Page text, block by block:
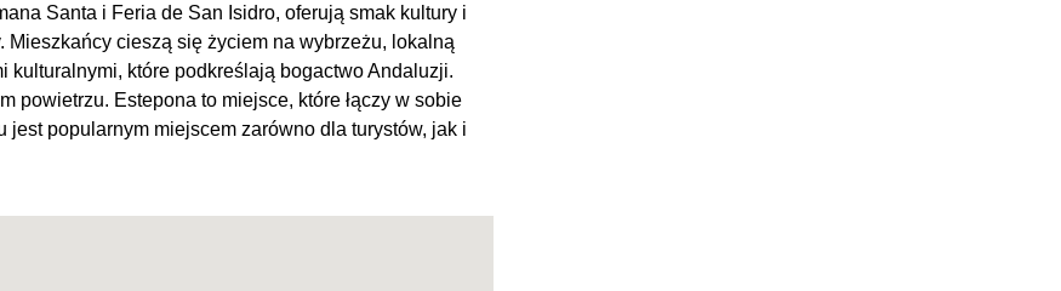
Santa i Feria de San Isidro, oferują smak kultury i
cieszą się życiem na wybrzeżu, lokalną
które podkreślają bogactwo Andaluzji.
powietrzu. Estepona to miejsce, które łączy w sobie
popularnym miejscem zarówno dla turystów, jak i